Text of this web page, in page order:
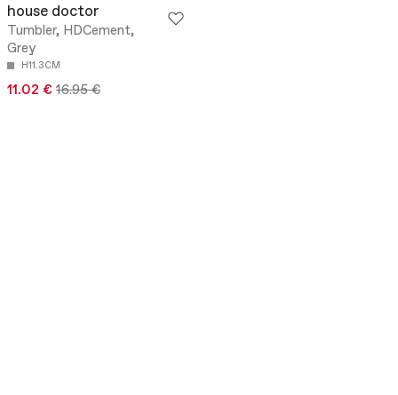
house doctor
Tumbler, HDCement,
Grey
H11.3CM
11.02 € 16.95 €